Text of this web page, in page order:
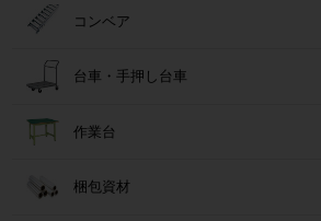
コンベア
台車・手押し台車
作業台
梱包資材